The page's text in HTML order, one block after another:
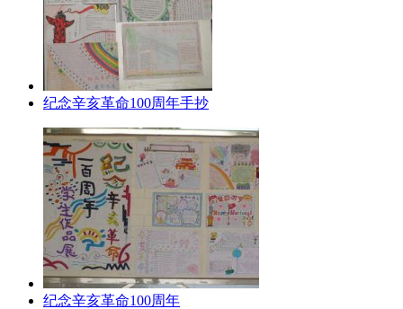
纪念辛亥革命100周年手抄
纪念辛亥革命100周年